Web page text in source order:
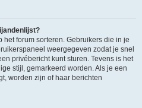
forum sorteren. Gebruikers die in je
weergegeven zodat je snel
privébericht kunt sturen. Tevens is het
stijl, gemarkeerd worden. Als je een
worden zijn of haar berichten